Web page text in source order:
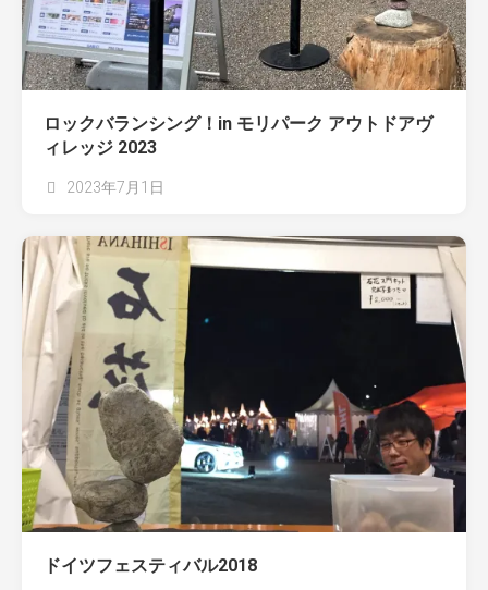
ロックバランシング！in モリパーク アウトドアヴ
ィレッジ 2023
2023年7月1日
ドイツフェスティバル2018